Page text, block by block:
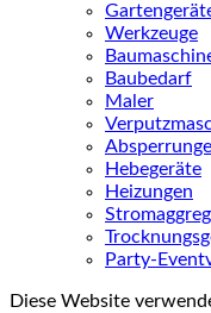
Werkzeuge
Baubedarf
Maler
Hebegeräte
Heizungen
Party-
Diese Website